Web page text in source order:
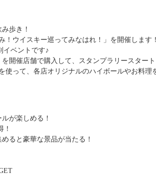
歩き！
！ウイスキー巡ってみなはれ！」を開催します！
イベントです♪
開催店舗で購入して、スタンプラリースタート
使って、各店オリジナルのハイボールやお料理
が楽しめる！
ると豪華な景品が当たる！